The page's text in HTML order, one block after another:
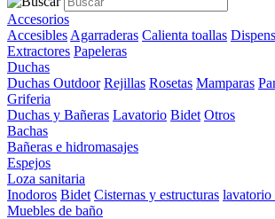
Accesorios
Accesibles Agarraderas Calienta toallas
Extractores Papeleras
Duchas
Duchas Outdoor Rejillas Rosetas Mamparas
Griferia
Duchas y Bañeras Lavatorio Bidet Otros
Bachas
Bañeras e hidromasajes
Espejos
Loza sanitaria
Inodoros Bidet Cisternas y estructuras lavatorio
Muebles de baño